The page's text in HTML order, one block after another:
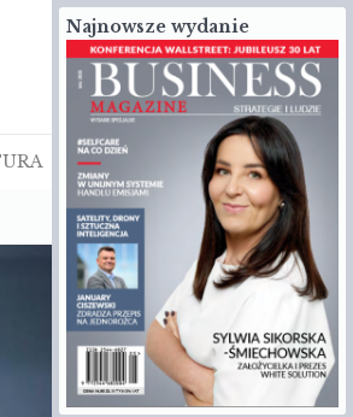
Najnowsze wydanie